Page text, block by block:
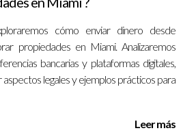
alta valorización dentro de un
Su expansión continua
para quienes deseen
inmobiliarios con visión a
cómo enviar dinero desde
propiedades en Miami. Analizaremos
bancarias y plataformas digitales,
legales y ejemplos prácticos para
Leer más